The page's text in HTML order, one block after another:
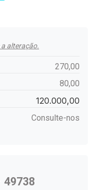
alteração.
270,00
80,00
120.000,00
Consulte-nos
49738